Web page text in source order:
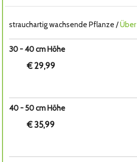
strauchartig wachsende Pflanze /Über
30 - 40 cm Höhe
€ 29,99
40 - 50 cm Höhe
€ 35,99